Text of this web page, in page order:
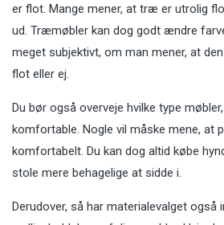
er flot. Mange mener, at træ er utrolig
ud. Træmøbler kan dog godt ændre
meget subjektivt, om man mener, at
flot eller ej.
Du bør også overveje hvilke type
komfortable. Nogle vil måske mene, at
komfortabelt. Du kan dog altid købe
stole mere behagelige at sidde i.
Derudover, så har materialevalget også